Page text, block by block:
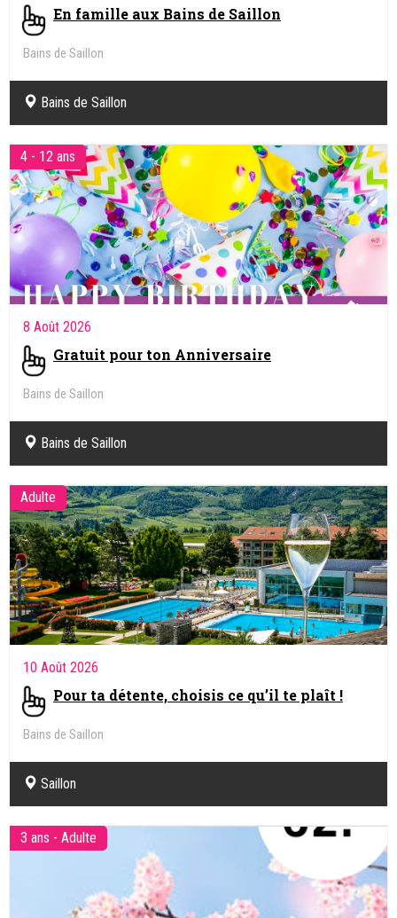
En famille aux Bains de Saillon
Bains de Saillon
Bains de Saillon
4 - 12 ans
8 Août 2026
Gratuit pour ton Anniversaire
Bains de Saillon
Bains de Saillon
Adulte
10 Août 2026
Pour ta détente, choisis ce qu’il te plaît !
Bains de Saillon
Saillon
3 ans - Adulte